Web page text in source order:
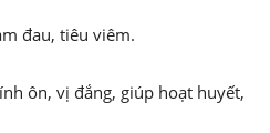
đau, tiêu viêm.
ôn, vị đắng, giúp hoạt huyết,